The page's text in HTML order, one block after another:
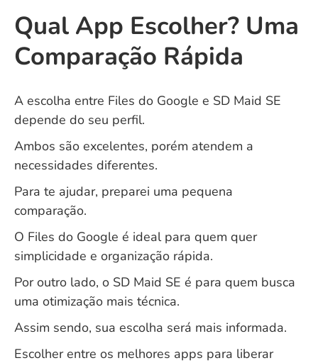
Qual App Escolher? Uma
Comparação Rápida
A escolha entre Files do Google e SD Maid SE
depende do seu perfil.
Ambos são excelentes, porém atendem a
necessidades diferentes.
Para te ajudar, preparei uma pequena
comparação.
O Files do Google é ideal para quem quer
simplicidade e organização rápida.
Por outro lado, o SD Maid SE é para quem busca
uma otimização mais técnica.
Assim sendo, sua escolha será mais informada.
Escolher entre os melhores apps para liberar